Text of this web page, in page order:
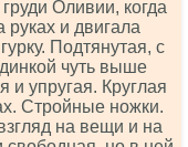
Оливии, когда
и двигала
Подтянутая, с
чуть выше
и упругая. Круглая
Стройные ножки.
на вещи и на